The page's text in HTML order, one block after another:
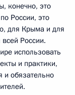
конечно, это
России, это
для Крыма и для
России.
использовать
и практики,
и обязательно